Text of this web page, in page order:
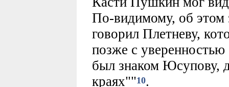
По-видимому, об
говорил Плетневу,
позже с
был знаком Юсупову,
краях""10.